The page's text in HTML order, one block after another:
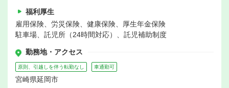
福利厚生
雇用保険、労災保険、健康保険、厚生年金保険
駐車場、託児所（24時間対応）、託児補助制度
勤務地・アクセス
原則、引越しを伴う転勤なし 車通勤可
宮崎県延岡市